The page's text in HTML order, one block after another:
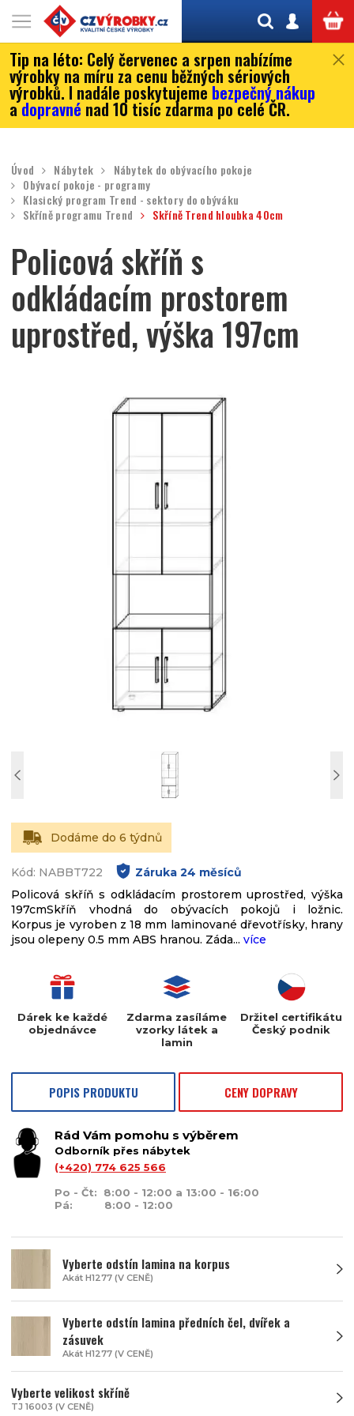
Tip na léto: Celý červenec a srpen nabízíme
výrobky na míru za cenu běžných sériových
výrobků. I nadále poskytujeme bezpečný nákup
adopravné nad 10 tisíc zdarma po celé ČR.
Úvod Nábytek
Nábytek do obývacího pokoje
Obývací pokoje - programy
Klasický program Trend - sektory do obýváku
Skříně programu Trend
Skříně Trend hloubka 40cm
Policová skříň s
odkládacím prostorem
uprostřed, výška 197cm
Dodáme do 6 týdnů
Kód: NABBT722 Záruka 24 měsíců
Policová skříň s odkládacím prostorem uprostřed, výška
197cmSkříň vhodná do obývacích pokojů i ložnic.
Korpus je vyroben z 18 mm laminované dřevotřísky, hrany
jsou olepeny 0.5 mm ABS hranou. Záda... více
Dárek ke každé
objednávce
Zdarma zasíláme
vzorky látek a
lamin
Držitel certifikátu
Český podnik
POPIS PRODUKTU CENY DOPRAVY
Rád Vám pomohu s výběrem
Odborník přes nábytek
(+420) 774 625 566
Po - Čt: 8:00 - 12:00 a 13:00 - 16:00
Pá: 8:00 - 12:00
Vyberte odstín lamina na korpus
Akát H1277 (V CENĚ)
Vyberte odstín lamina předních čel, dvířek a
zásuvek
Akát H1277 (V CENĚ)
Vyberte velikost skříně
TJ 16003 (V CENĚ)